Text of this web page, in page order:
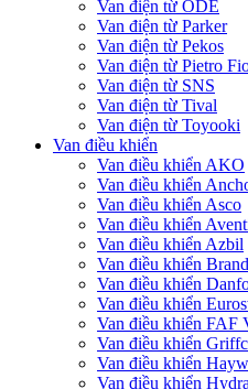
Van điện từ ODE
Van điện từ Parker
Van điện từ Pekos
Van điện từ Pietro
Van điện từ SNS
Van điện từ Tival
Van điện từ Toyooki
Van điều khiển
Van điều khiển AKO
Van điều khiển
Van điều khiển Asco
Van điều khiển
Van điều khiển Azbil
Van điều khiển
Van điều khiển
Van điều khiển
Van điều khiển FAF
Van điều khiển
Van điều khiển
Van điều khiển